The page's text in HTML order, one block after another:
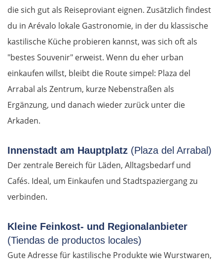
die sich gut als Reiseproviant eignen. Zusätzlich findest
du in Arévalo lokale Gastronomie, in der du klassische
kastilische Küche probieren kannst, was sich oft als
"bestes Souvenir" erweist. Wenn du eher urban
einkaufen willst, bleibt die Route simpel: Plaza del
Arrabal als Zentrum, kurze Nebenstraßen als
Ergänzung, und danach wieder zurück unter die
Arkaden.
Innenstadt am Hauptplatz (Plaza del Arrabal)
Der zentrale Bereich für Läden, Alltagsbedarf und
Cafés. Ideal, um Einkaufen und Stadtspaziergang zu
verbinden.
Kleine Feinkost- und Regionalanbieter
(Tiendas de productos locales)
Gute Adresse für kastilische Produkte wie Wurstwaren,